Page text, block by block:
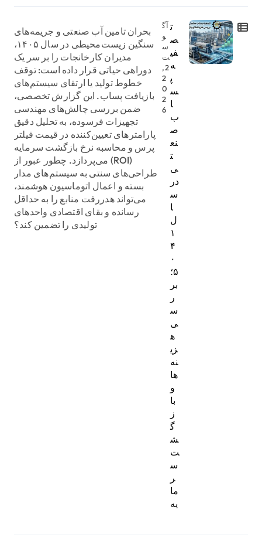
ت
ص
فی
ه
پ
س
ا
ب
ص
نع
ت
ی
در
س
ا
ل
۱
۴
۰
۵؛
بر
ر
س
ی
ه
زی
نه‌
ها
و
با
ز
گ
ش
ت
س
ر
ما
یه
آگ
و
س
ت
2,
2
0
2
6
بحران تامین آب صنعتی و جریمه‌های
سنگین زیست‌محیطی در سال ۱۴۰۵،
مدیران کارخانجات را بر سر یک
دوراهی حیاتی قرار داده است: توقف
خطوط تولید یا ارتقای سیستم‌های
بازیافت پساب. این گزارش تخصصی،
ضمن بررسی چالش‌های مهندسی
تجهیزات فرسوده، به تحلیل دقیق
پارامترهای تعیین‌کننده در قیمت فیلتر
پرس و محاسبه نرخ بازگشت سرمایه
(ROI) می‌پردازد. چطور عبور از
طراحی‌های سنتی به سیستم‌های مدار
بسته و اعمال اتوماسیون هوشمند،
می‌تواند هدررفت منابع را به حداقل
رسانده و بقای اقتصادی واحدهای
تولیدی را تضمین کند؟